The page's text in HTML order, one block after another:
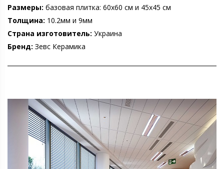
Размеры: базовая плитка: 60х60 см и 45х45 см
Толщина: 10.2мм и 9мм
Страна изготовитель: Украина
Бренд: Зевс Керамика